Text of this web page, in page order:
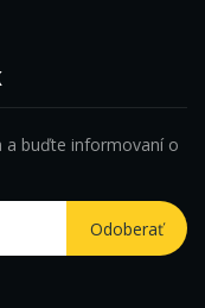
a buďte informovaní o
Odoberať